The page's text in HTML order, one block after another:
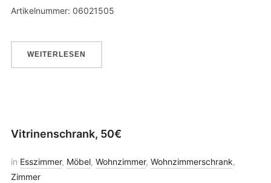
Artikelnummer: 06021505
WEITERLESEN
Vitrinenschrank, 50€
in Esszimmer, Möbel, Wohnzimmer, Wohnzimmerschrank,
Zimmer